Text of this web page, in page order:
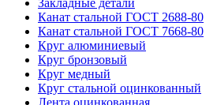
Закладные детали
Канат стальной ГОСТ 2688-80
Канат стальной ГОСТ 7668-80
Круг алюминиевый
Круг бронзовый
Круг медный
Круг стальной оцинкованный
Лента оцинкованная